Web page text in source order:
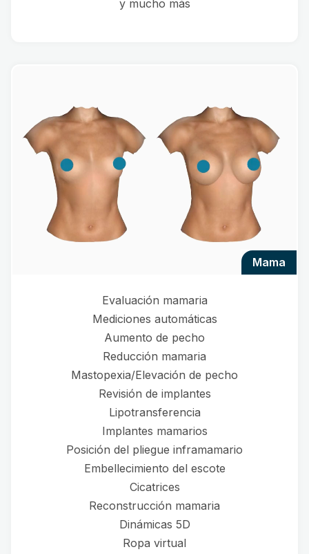
y mucho más
mama
Evaluación mamaria
Mediciones automáticas
Aumento de pecho
Reducción mamaria
Mastopexia/Elevación de pecho
Revisión de implantes
Lipotransferencia
Implantes mamarios
Posición del pliegue inframamario
Embellecimiento del escote
Cicatrices
Reconstrucción mamaria
Dinámicas 5D
Ropa virtual